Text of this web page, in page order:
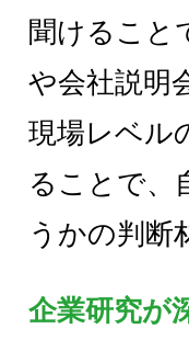
聞けること
や会社説明
現場レベル
ることで、
うかの判断
企業研究が